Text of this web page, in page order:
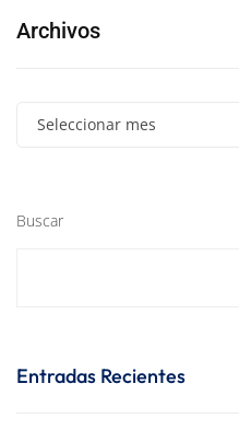
Archivos
Seleccionar mes
Buscar
Entradas Recientes